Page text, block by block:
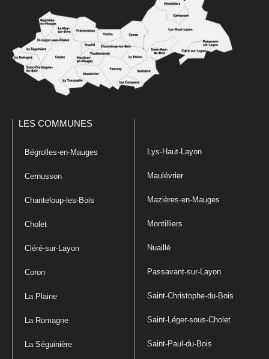
LES COMMUNES
Bégrolles-en-Mauges
Cernusson
Chanteloup-les-Bois
Cholet
Cléré-sur-Layon
Coron
La Plaine
La Romagne
La Séguinière
Lys-Haut-Layon
Maulévrier
Mazières-en-Mauges
Montilliers
Nuaillé
Passavant-sur-Layon
Saint-Christophe-du-Bois
Saint-Léger-sous-Cholet
Saint-Paul-du-Bois